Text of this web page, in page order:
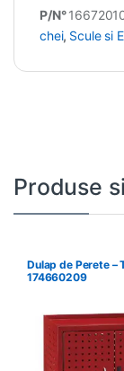
P/N°
chei, Scule si
Produse
Dulap de Perete –
174660209